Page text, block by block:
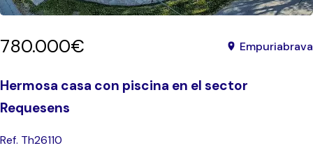
780.000€ Empuriabrava
Hermosa casa con piscina en el sector
Requesens
Ref. Th26110